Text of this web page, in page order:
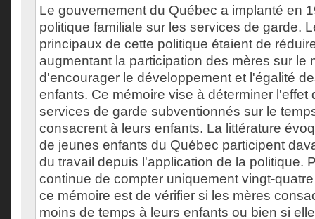
Le gouvernement du Québec a implanté en
politique familiale sur les services de garde.
principaux de cette politique étaient de
augmentant la participation des mères sur le
d'encourager le développement et l'égalité
enfants. Ce mémoire vise à déterminer l'effet
services de garde subventionnés sur le
consacrent à leurs enfants. La littérature
de jeunes enfants du Québec participent
du travail depuis l'application de la politique.
continue de compter uniquement vingt-
ce mémoire est de vérifier si les mères
moins de temps à leurs enfants ou bien si